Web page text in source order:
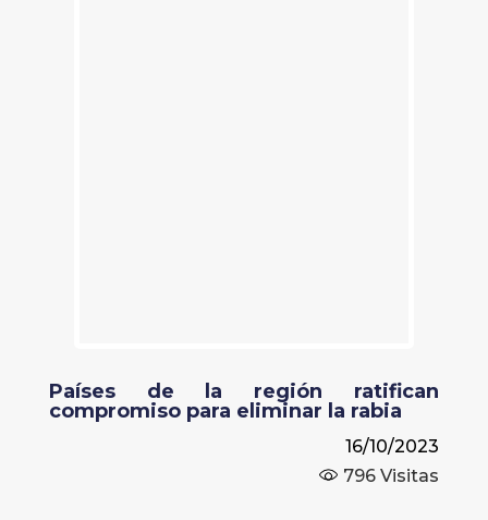
Países de la región ratifican
compromiso para eliminar la rabia
16/10/2023
796 Visitas